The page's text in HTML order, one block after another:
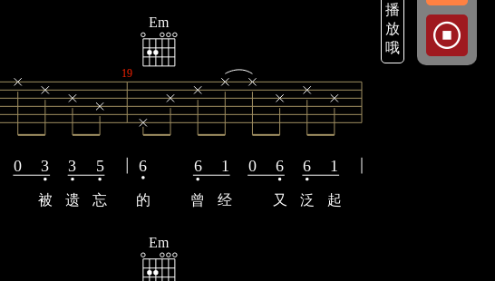
0 3 3 5
被 遗 忘
19
Em
6 6 1 0 6 6 1
的 曾 经 又 泛 起
Em
播
放
哦